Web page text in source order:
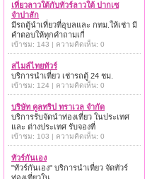
เที่ยวลาวใต้กับทัวร์ลาวใต้ ปากเซ
จำปาสัก
มีรถตู้นำเที่ยวที่อุบลและ กทม.ให้เช่า มี
คำตอบให้ทุกคำถามเกี่
เข้าชม: 143 | ความคิดเห็น: 0
สไมล์ไทยทัวร์
บริการนำเที่ยว เช่ารถตู้ 24 ชม.
เข้าชม: 124 | ความคิดเห็น: 0
บริษัท คูลทริป ทราเวล จำกัด
บริการรับจัดนำท่องเที่ยว ในประเทศ
และ ต่างประเทศ รับจองที่
เข้าชม: 103 | ความคิดเห็น: 0
ทัวร์กันเอง
"ทัวร์กันเอง" บริการนำเที่ยว จัดทัวร์